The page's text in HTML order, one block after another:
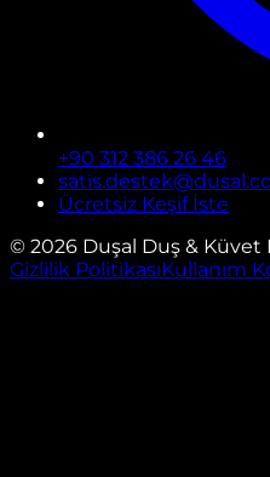
+90 312 386 26 46
Ücretsiz Keşif İste
© 2026 Duşal Duş & Küvet
Gizlilik PolitikasıKullanım